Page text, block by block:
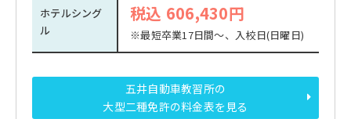
ホテルシング
ル
税込 606,430円
※最短卒業17日間～、入校日(日曜日)
五井自動車教習所の
大型二種免許の料金表を見る